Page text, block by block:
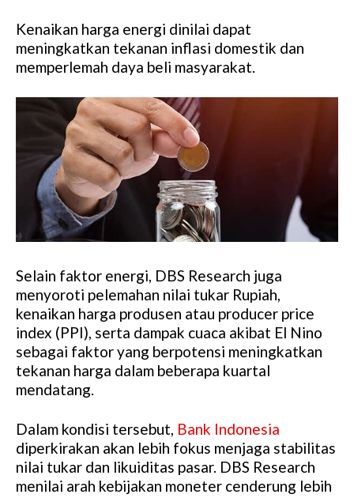
Kenaikan harga energi dinilai dapat
meningkatkan tekanan inflasi domestik dan
memperlemah daya beli masyarakat.
Selain faktor energi, DBS Research juga
menyoroti pelemahan nilai tukar Rupiah,
kenaikan harga produsen atau producer price
index (PPI), serta dampak cuaca akibat El Nino
sebagai faktor yang berpotensi meningkatkan
tekanan harga dalam beberapa kuartal
mendatang.
Dalam kondisi tersebut, Bank Indonesia
diperkirakan akan lebih fokus menjaga stabilitas
nilai tukar dan likuiditas pasar. DBS Research
menilai arah kebijakan moneter cenderung lebih